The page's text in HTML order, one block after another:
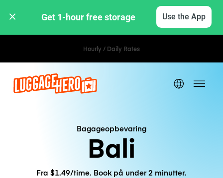
Get 1-hour free storage Use the App
Hourly / Daily Rates
Bagageopbevaring
Bali
Fra $1.49/time. Book på under 2 minutter.